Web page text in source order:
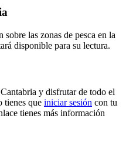
las zonas de pesca en la
disponible para su lectura.
y disfrutar de todo el
tienes que iniciar sesión con tu
tienes más información